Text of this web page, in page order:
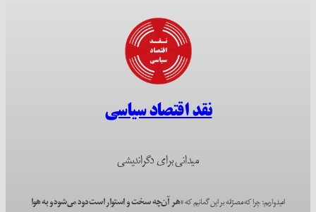
نقد اقتصاد سیاسی
میدانی برای دگراندیشی
امیدواریم؛ چرا که مصرّانه بر این گمانیم که«هر آن‌چه سخت و استوار است دود می‌شود و به هوا